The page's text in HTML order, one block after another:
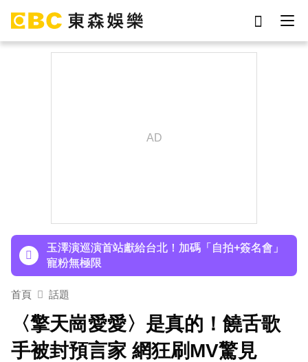
家成邊佑錫師妹
玉澤演巡演首站獻給台北！加碼「自拍+簽名會」
寵粉無極限
快訊／方志友、楊銘威離婚 「無法再做情人、永
富婆砸錢拍短劇塞60場吻戲！男星爆「開房被包
養」 親上火線揭真相
首頁 話題
〈擎天崗愛愛〉是真的！饒舌歌
手被封預言家 網狂刷MV驚見